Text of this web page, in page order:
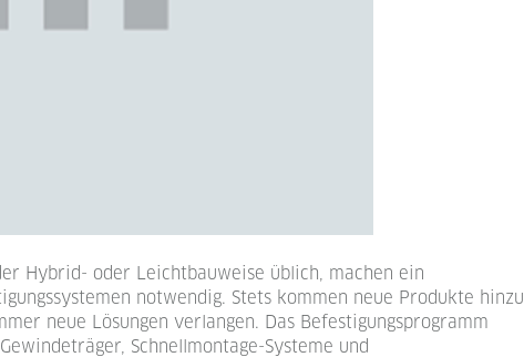
Hybrid- oder Leichtbauweise üblich, machen ein
notwendig. Stets kommen neue Produkte hinzu,
neue Lösungen verlangen. Das Befestigungsprogramm
Schnellmontage-Systeme und